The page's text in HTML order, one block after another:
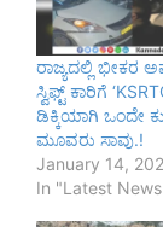
ರಾಜ್ಯದಲ್ಲಿ ಭೀಕರ
ಸ್ವಿಫ್ಟ್ ಕಾರಿಗೆ
ಡಿಕ್ಕಿಯಾಗಿ ಒಂದೇ
ಮೂವರು ಸಾವು.!
January 14,
In "Latest